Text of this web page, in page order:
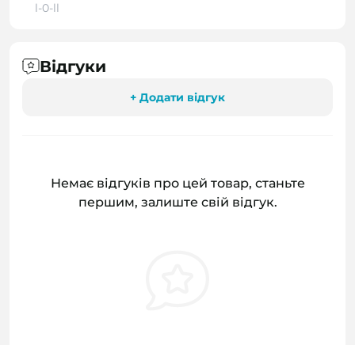
l-0-ll
Відгуки
+ Додати відгук
Немає відгуків про цей товар, станьте
першим, залиште свій відгук.